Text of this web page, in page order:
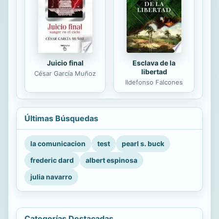
Juicio final
César García Muñoz
Esclava de la
libertad
Ildefonso Falcones
Últimas Búsquedas
la comunicacion test
pearl s. buck
frederic dard
albert espinosa
julia navarro